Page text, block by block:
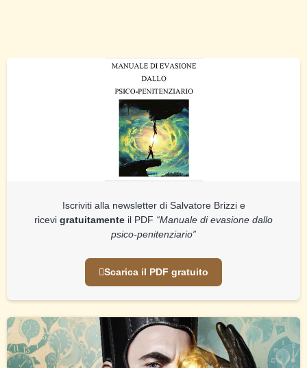
Iscriviti alla newsletter di Salvatore Brizzi e
ricevi gratuitamente il PDF “Manuale di evasione dallo
psico-penitenziario”
Scarica il PDF gratuito